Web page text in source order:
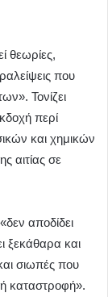
θεωρίες,
που
Τονίζει
περί
και χημικών
αιτίας σε
αποδίδει
ξεκάθαρα και
σιωπές που
καταστροφή».